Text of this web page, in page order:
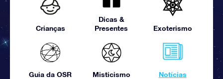
Crianças
Dicas &
Presentes
Exoterismo
Guia da OSR Misticismo Notícias